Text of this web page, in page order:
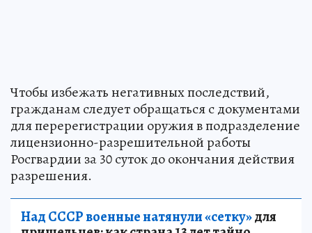
Чтобы избежать негативных последствий,
гражданам следует обращаться с документами
для перерегистрации оружия в подразделение
лицензионно-разрешительной работы
Росгвардии за 30 суток до окончания действия
разрешения.
Над СССР военные натянули «сетку»для